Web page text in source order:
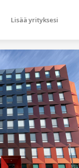
Lisää yrityksesi